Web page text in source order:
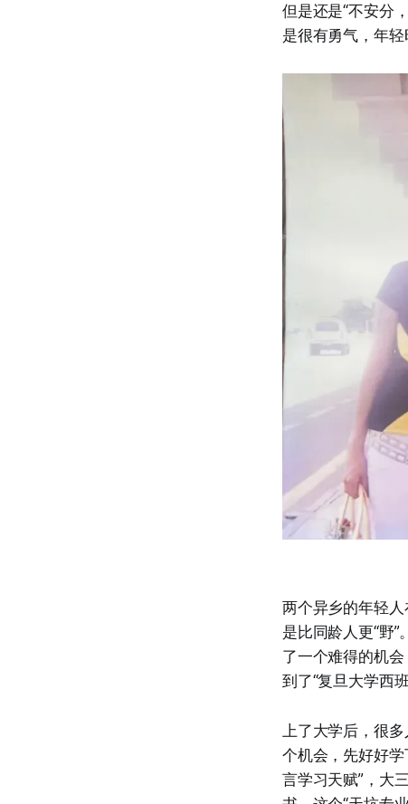
但是还是“不安分
是很有勇气，年轻
两个异乡的年轻
是比同龄人更“野
了一个难得的机
到了“复旦大学西
上了大学后，很
个机会，先好好
言学习天赋”，大